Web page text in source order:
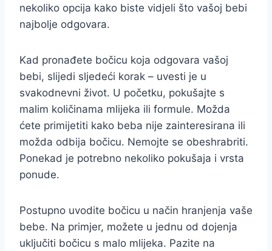
nekoliko opcija kako biste vidjeli što vašoj bebi
najbolje odgovara.
Kad pronađete bočicu koja odgovara vašoj
bebi, slijedi sljedeći korak – uvesti je u
svakodnevni život. U početku, pokušajte s
malim količinama mlijeka ili formule. Možda
ćete primijetiti kako beba nije zainteresirana ili
možda odbija bočicu. Nemojte se obeshrabriti.
Ponekad je potrebno nekoliko pokušaja i vrsta
ponude.
Postupno uvodite bočicu u način hranjenja vaše
bebe. Na primjer, možete u jednu od dojenja
uključiti bočicu s malo mlijeka. Pazite na